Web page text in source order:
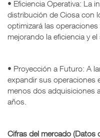
• Eficiencia Operativa: La
distribución de Ciosa con
optimizará las operaciones
mejorando la eficiencia y el
• Proyección a Futuro: A
expandir sus operaciones
menos dos adquisiciones
años.
Cifras del mercado (Datos